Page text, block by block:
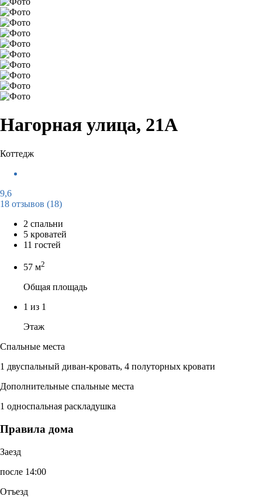
Нагорная улица, 21А
Коттедж
9,6
18 отзывов (18)
2 спальни
5 кроватей
11 гостей
57 м2
Общая площадь
1 из 1
Этаж
Спальные места
1 двуспальный диван-кровать, 4 полуторных кровати
Дополнительные спальные места
1 односпальная раскладушка
Правила дома
Заезд
после 14:00
Отъезд